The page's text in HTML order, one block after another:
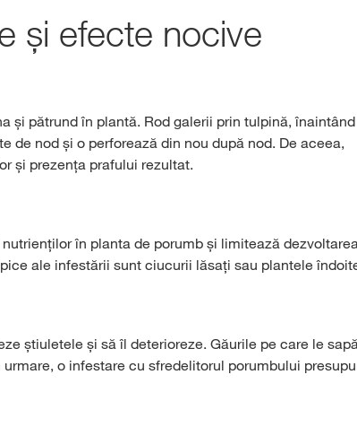
și efecte nocive
și pătrund în plantă. Rod galerii prin tulpină,
de nod și o perforează din nou după nod. De aceea,
și prezența prafului rezultat.
în planta de porumb și limitează
ale infestării sunt ciucurii lăsați sau plantele
știuletele și să îl deterioreze. Găurile pe care le
o infestare cu sfredelitorul porumbului